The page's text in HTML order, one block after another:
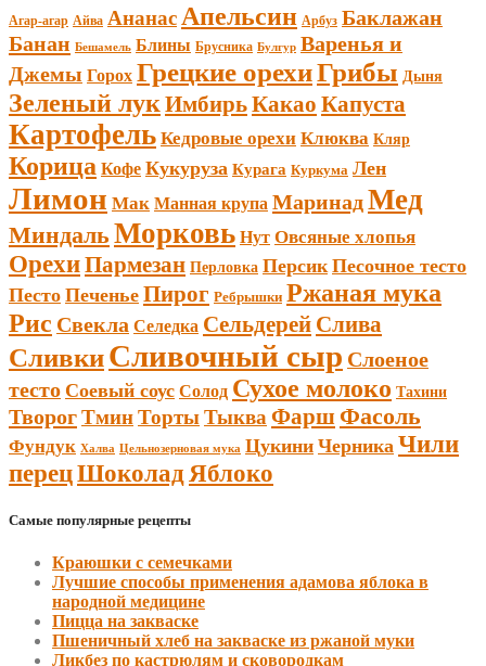
Агар-агар Айва Ананас Апельсин Арбуз Баклажан
Банан Бешамель Блины Брусника Булгур Варенья и
Джемы Горох Грецкие орехиГрибы Дыня
Зеленый лук ИмбирьКакао Капуста
Картофель Кедровые орехи Клюква Кляр
Корица Кофе Кукуруза Курага Куркума Лен
Лимон Мак Манная крупа МаринадМед
Миндаль Морковь Нут Овсяные хлопья
ОрехиПармезан Перловка Персик Песочное тесто
Песто Печенье Пирог Ребрышки Ржаная мука
Рис Свекла Селедка Сельдерей Слива
СливкиСливочный сыр Слоеное
тесто Соевый соус Солод Сухое молоко Тахини
ТворогТминТортыТыква ФаршФасоль
Фундук Халва Цельнозерновая мука Цукини Черника Чили
перецШоколад Яблоко
Самые популярные рецепты
Краюшки с семечками
Лучшие способы применения адамова яблока в
народной медицине
Пицца на закваске
Пшеничный хлеб на закваске из ржаной муки
Ликбез по кастрюлям и сковородкам